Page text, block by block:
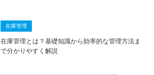
在庫管理
在庫管理とは？基礎知識から効率的な管理方法ま
で分かりやすく解説